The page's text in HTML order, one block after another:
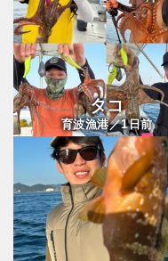
タコ
育波漁港／1日前